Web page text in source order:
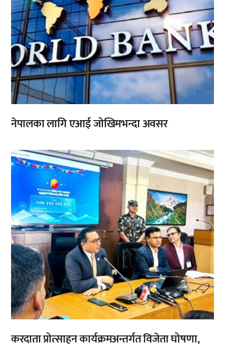
नेपालका लागि एआई जोखिमभन्दा अवसर
,
करदाता प्रोत्साहन कार्यक्रमअन्तर्गत विजेता घोषणा,